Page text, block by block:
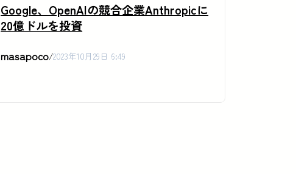
Google、OpenAIの競合企業Anthropicに
20億ドルを投資
masapoco/2023年10月29日 6:49